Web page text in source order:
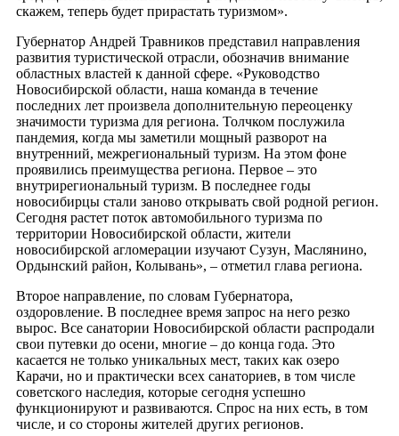
скажем, теперь будет прирастать туризмом».
Губернатор Андрей Травников представил направления
развития туристической отрасли, обозначив внимание
областных властей к данной сфере. «Руководство
Новосибирской области, наша команда в течение
последних лет произвела дополнительную переоценку
значимости туризма для региона. Толчком послужила
пандемия, когда мы заметили мощный разворот на
внутренний, межрегиональный туризм. На этом фоне
проявились преимущества региона. Первое – это
внутрирегиональный туризм. В последнее годы
новосибирцы стали заново открывать свой родной регион.
Сегодня растет поток автомобильного туризма по
территории Новосибирской области, жители
новосибирской агломерации изучают Сузун, Маслянино,
Ордынский район, Колывань», – отметил глава региона.
Второе направление, по словам Губернатора,
оздоровление. В последнее время запрос на него резко
вырос. Все санатории Новосибирской области распродали
свои путевки до осени, многие – до конца года. Это
касается не только уникальных мест, таких как озеро
Карачи, но и практически всех санаториев, в том числе
советского наследия, которые сегодня успешно
функционируют и развиваются. Спрос на них есть, в том
числе, и со стороны жителей других регионов.